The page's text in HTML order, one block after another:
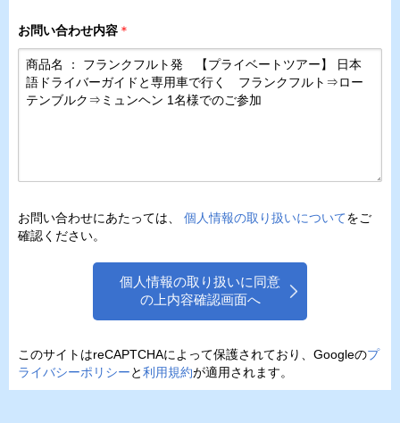
お問い合わせ内容 ＊
お問い合わせにあたっては、 個人情報の取り扱いについてをご
確認ください。
個人情報の取り扱いに同意
の上内容確認画面へ
このサイトはreCAPTCHAによって保護されており、Googleのプ
ライバシーポリシーと利用規約が適用されます。